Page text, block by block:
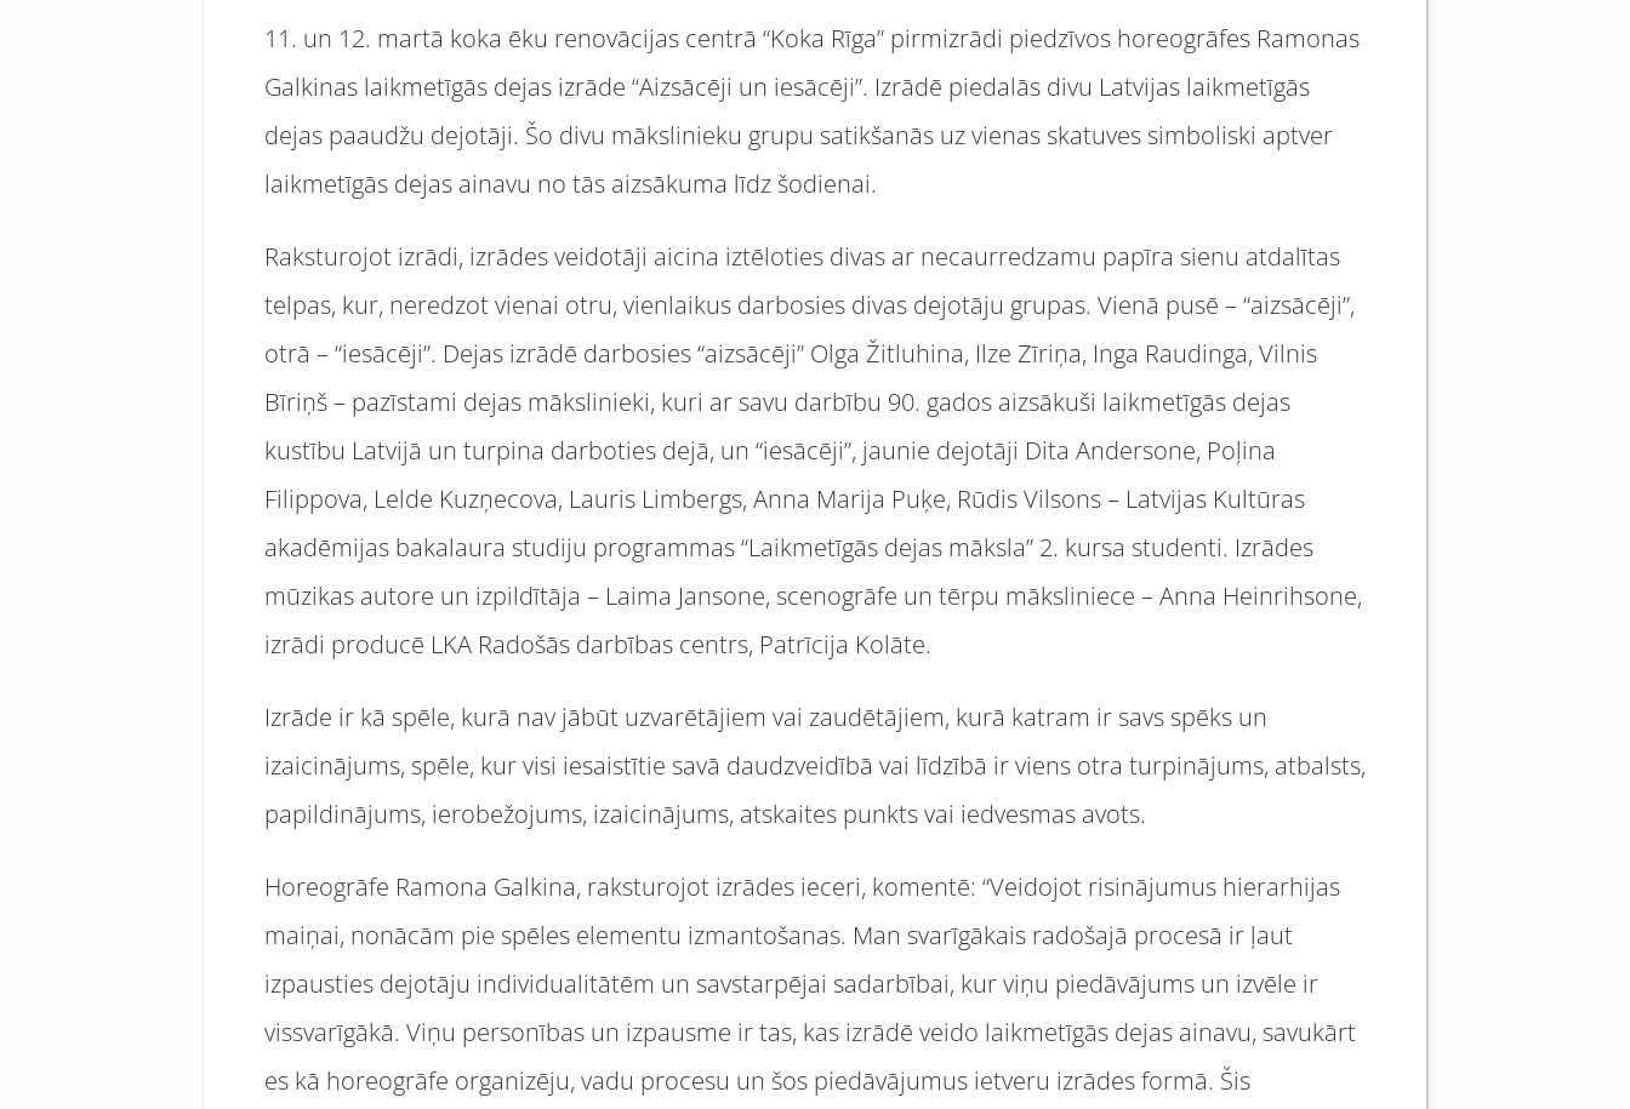
11. un 12. martā koka ēku renovācijas centrā “Koka Rīga” pirmizrādi piedzīvos horeogrāfes Ramonas
Galkinas laikmetīgās dejas izrāde “Aizsācēji un iesācēji”. Izrādē piedalās divu Latvijas laikmetīgās
dejas paaudžu dejotāji. Šo divu mākslinieku grupu satikšanās uz vienas skatuves simboliski aptver
laikmetīgās dejas ainavu no tās aizsākuma līdz šodienai.
Raksturojot izrādi, izrādes veidotāji aicina iztēloties divas ar necaurredzamu papīra sienu atdalītas
telpas, kur, neredzot vienai otru, vienlaikus darbosies divas dejotāju grupas. Vienā pusē – “aizsācēji”,
otrā – “iesācēji”. Dejas izrādē darbosies “aizsācēji” Olga Žitluhina, Ilze Zīriņa, Inga Raudinga, Vilnis
Bīriņš – pazīstami dejas mākslinieki, kuri ar savu darbību 90. gados aizsākuši laikmetīgās dejas
kustību Latvijā un turpina darboties dejā, un “iesācēji”, jaunie dejotāji Dita Andersone, Poļina
Filippova, Lelde Kuzņecova, Lauris Limbergs, Anna Marija Puķe, Rūdis Vilsons – Latvijas Kultūras
akadēmijas bakalaura studiju programmas “Laikmetīgās dejas māksla” 2. kursa studenti. Izrādes
mūzikas autore un izpildītāja – Laima Jansone, scenogrāfe un tērpu māksliniece – Anna Heinrihsone,
izrādi producē LKA Radošās darbības centrs, Patrīcija Kolāte.
Izrāde ir kā spēle, kurā nav jābūt uzvarētājiem vai zaudētājiem, kurā katram ir savs spēks un
izaicinājums, spēle, kur visi iesaistītie savā daudzveidībā vai līdzībā ir viens otra turpinājums, atbalsts,
papildinājums, ierobežojums, izaicinājums, atskaites punkts vai iedvesmas avots.
Horeogrāfe Ramona Galkina, raksturojot izrādes ieceri, komentē: “Veidojot risinājumus hierarhijas
maiņai, nonācām pie spēles elementu izmantošanas. Man svarīgākais radošajā procesā ir ļaut
izpausties dejotāju individualitātēm un savstarpējai sadarbībai, kur viņu piedāvājums un izvēle ir
vissvarīgākā. Viņu personības un izpausme ir tas, kas izrādē veido laikmetīgās dejas ainavu, savukārt
es kā horeogrāfe organizēju, vadu procesu un šos piedāvājumus ietveru izrādes formā. Šis